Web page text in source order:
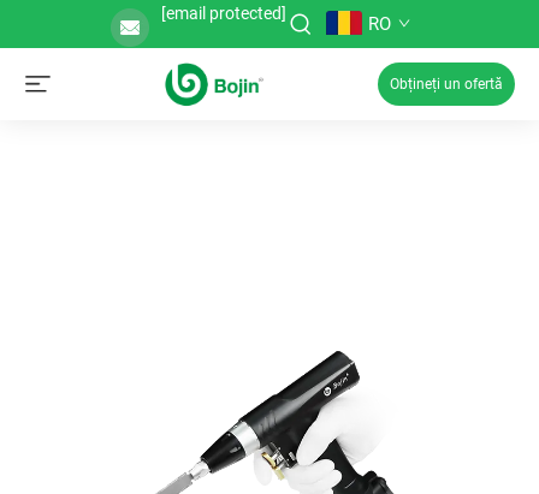
[email protected] RO
Obțineți un ofertă